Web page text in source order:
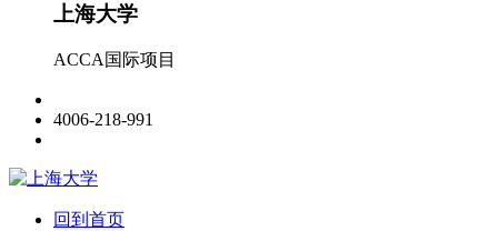
上海大学
ACCA国际项目
4006-218-991
回到首页